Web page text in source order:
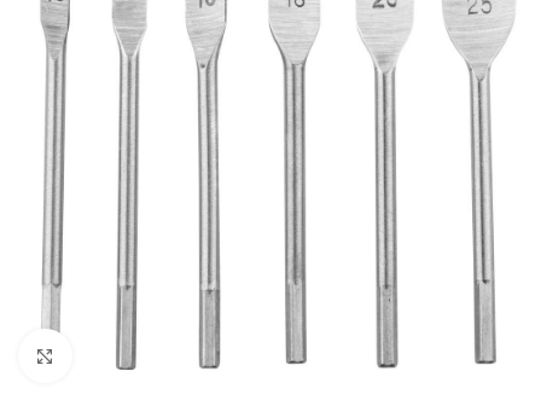
Povećaj sliku